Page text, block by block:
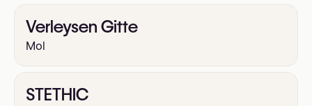
Verleysen Gitte
Mol
STETHIC